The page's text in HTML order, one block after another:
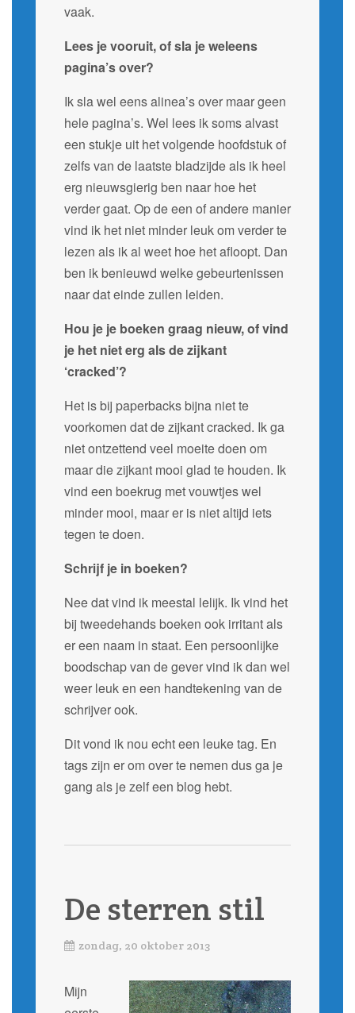
vaak.
Lees je vooruit, of sla je weleens
pagina’s over?
Ik sla wel eens alinea’s over maar geen
hele pagina’s. Wel lees ik soms alvast
een stukje uit het volgende hoofdstuk of
zelfs van de laatste bladzijde als ik heel
erg nieuwsgierig ben naar hoe het
verder gaat. Op de een of andere manier
vind ik het niet minder leuk om verder te
lezen als ik al weet hoe het afloopt. Dan
ben ik benieuwd welke gebeurtenissen
naar dat einde zullen leiden.
Hou je je boeken graag nieuw, of vind
je het niet erg als de zijkant
‘cracked’?
Het is bij paperbacks bijna niet te
voorkomen dat de zijkant cracked. Ik ga
niet ontzettend veel moeite doen om
maar die zijkant mooi glad te houden. Ik
vind een boekrug met vouwtjes wel
minder mooi, maar er is niet altijd iets
tegen te doen.
Schrijf je in boeken?
Nee dat vind ik meestal lelijk. Ik vind het
bij tweedehands boeken ook irritant als
er een naam in staat. Een persoonlijke
boodschap van de gever vind ik dan wel
weer leuk en een handtekening van de
schrijver ook.
Dit vond ik nou echt een leuke tag. En
tags zijn er om over te nemen dus ga je
gang als je zelf een blog hebt.
De sterren stil
zondag, 20 oktober 2013
Mijn